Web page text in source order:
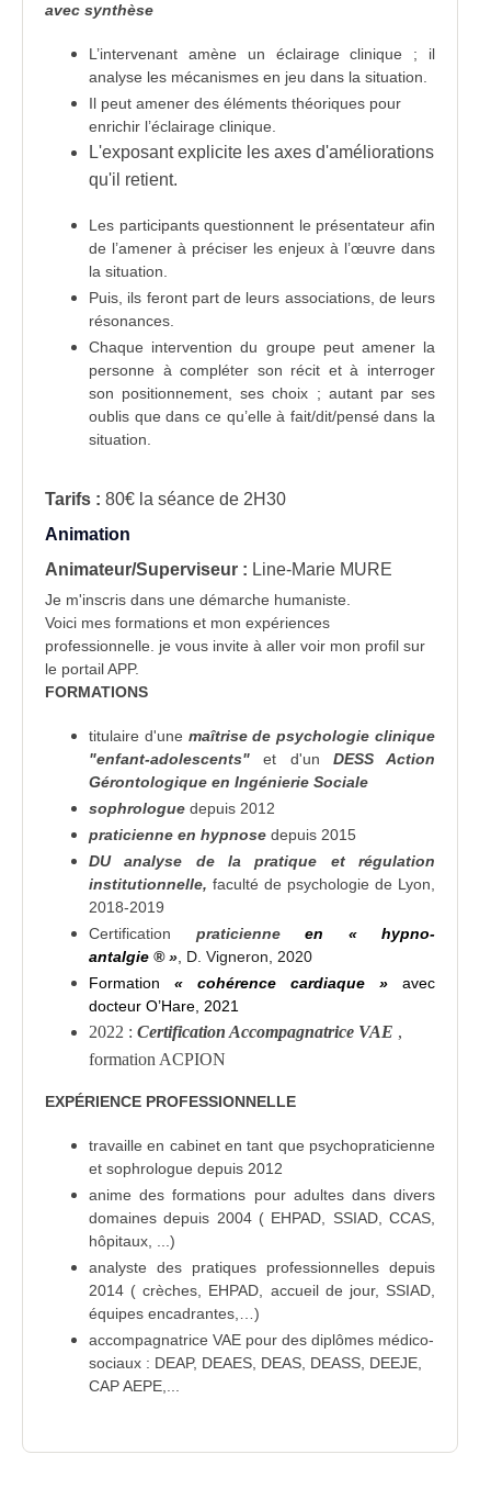
avec synthèse
L’intervenant amène un éclairage clinique ; il
analyse les mécanismes en jeu dans la situation.
Il peut amener des éléments théoriques pour
enrichir l’éclairage clinique.
L'exposant explicite les axes d'améliorations
qu'il retient.
Les participants questionnent le présentateur afin
de l’amener à préciser les enjeux à l’œuvre dans
la situation.
Puis, ils feront part de leurs associations, de leurs
résonances.
Chaque intervention du groupe peut amener la
personne à compléter son récit et à interroger
son positionnement, ses choix ; autant par ses
oublis que dans ce qu’elle à fait/dit/pensé dans la
situation.
Tarifs : 80€ la séance de 2H30
Animation
Animateur/Superviseur : Line-Marie MURE
Je m'inscris dans une démarche humaniste.
Voici mes formations et mon expériences
professionnelle. je vous invite à aller voir mon profil sur
le portail APP.
FORMATIONS
titulaire d'une maîtrise de psychologie clinique
"enfant-adolescents" et d'un DESS Action
Gérontologique en Ingénierie Sociale
sophrologue depuis 2012
praticienne en hypnose depuis 2015
DU analyse de la pratique et régulation
institutionnelle, faculté de psychologie de Lyon,
2018-2019
Certification praticienne en « hypno-
antalgie ® » , D. Vigneron, 2020
Formation « cohérence cardiaque » avec
docteur O’Hare, 2021
2022 : Certification Accompagnatrice VAE ,
formation ACPION
EXPÉRIENCE PROFESSIONNELLE
travaille en cabinet en tant que psychopraticienne
et sophrologue depuis 2012
anime des formations pour adultes dans divers
domaines depuis 2004 ( EHPAD, SSIAD, CCAS,
hôpitaux, ...)
analyste des pratiques professionnelles depuis
2014 ( crèches, EHPAD, accueil de jour, SSIAD,
équipes encadrantes,…)
accompagnatrice VAE pour des diplômes médico-
sociaux : DEAP, DEAES, DEAS, DEASS, DEEJE,
CAP AEPE,...